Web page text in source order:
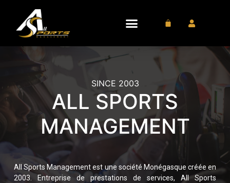
L’Agence
SINCE 2003
ALL SPORTS
MANAGEMENT
All Sports Management est une société Monégasque créée en
2003. Entreprise de prestations de services, All Sports